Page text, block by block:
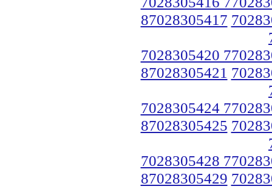
87028305417
7028305420
87028305421
7028305424
87028305425
7028305428
87028305429